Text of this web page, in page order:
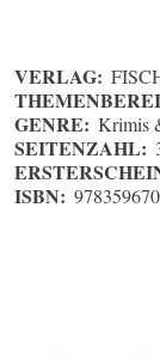
VERLAG:
GENRE: Krimis
SEITENZAHL:
ISBN: